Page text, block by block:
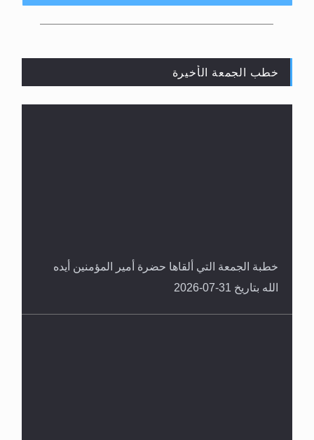
سورة التكوير تُنبئ بزمن بعثة المسيح الموعود عليه
خطب الجمعة الأخيرة
خطبة الجمعة التي ألقاها حضرة أمير المؤمنين أيده
الله بتاريخ 31-07-2026